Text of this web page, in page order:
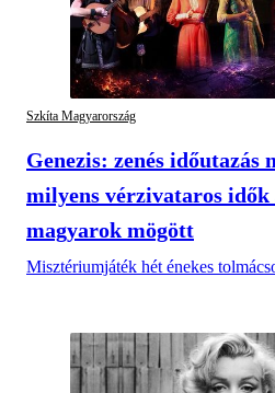
Szkíta Magyarország
Genezis: zenés időutazás
milyens vérzivataros idők
magyarok mögött
Misztériumjáték hét énekes